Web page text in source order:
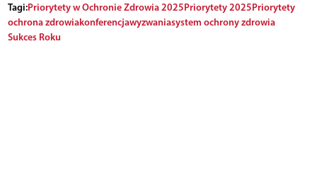
Tagi:Priorytety w Ochronie Zdrowia 2025Priorytety 2025Priorytety
ochrona zdrowiakonferencjawyzwaniasystem ochrony zdrowia
Sukces Roku